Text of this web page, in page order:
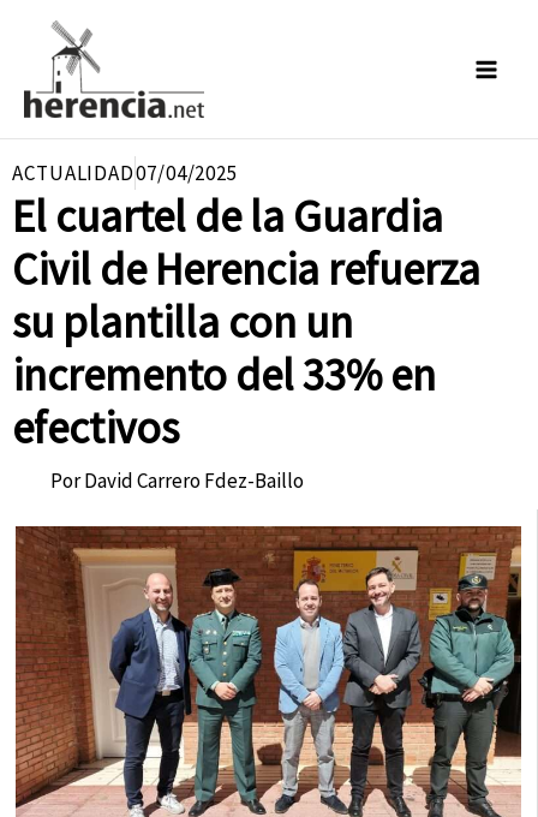
contenido
ACTUALIDAD07/04/2025
El cuartel de la Guardia
Civil de Herencia refuerza
su plantilla con un
incremento del 33% en
efectivos
PorDavid Carrero Fdez-Baillo